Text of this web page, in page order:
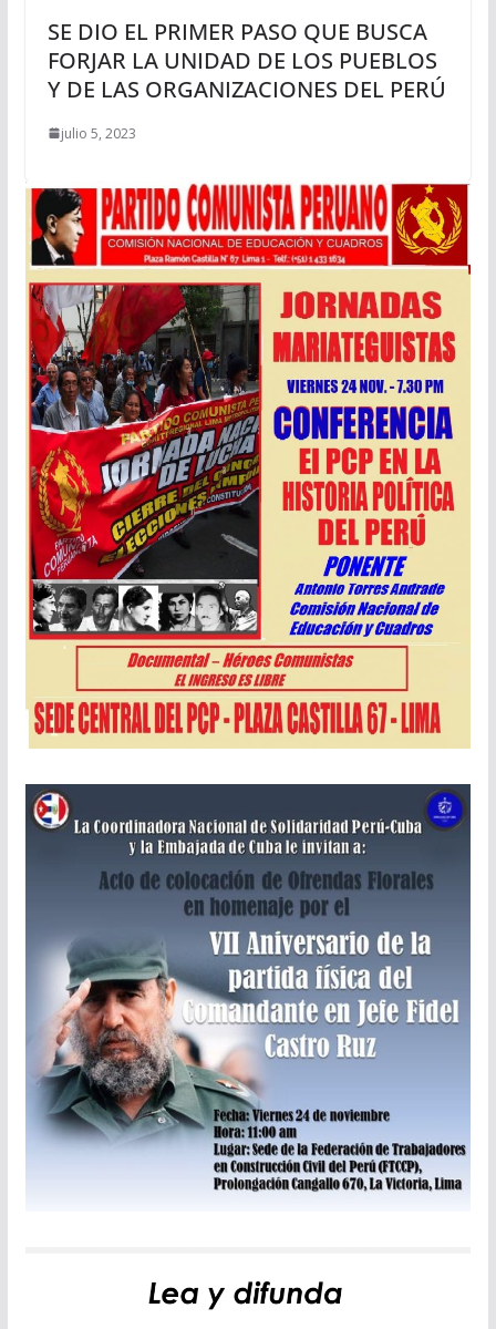
SE DIO EL PRIMER PASO QUE BUSCA
FORJAR LA UNIDAD DE LOS PUEBLOS
Y DE LAS ORGANIZACIONES DEL PERÚ
julio 5, 2023